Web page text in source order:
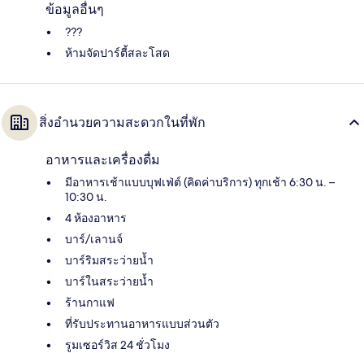
ข้อมูลอื่นๆ
???
ห้ามจัดปาร์ตี้สละโสด
สิ่งอำนวยความสะดวกในที่พัก
อาหารและเครื่องดื่ม
มีอาหารเช้าแบบบุฟเฟ่ต์ (คิดค่าบริการ) ทุกเช้า 6:30 น. –
10:30 น.
4 ห้องอาหาร
บาร์/เลานจ์
บาร์ริมสระว่ายน้ำ
บาร์ในสระว่ายน้ำ
ร้านกาแฟ
ที่รับประทานอาหารแบบส่วนตัว
รูมเซอร์วิส 24 ชั่วโมง